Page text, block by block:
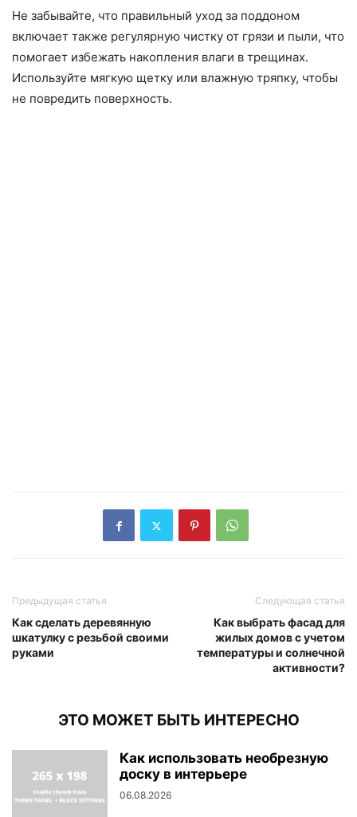
Не забывайте, что правильный уход за поддоном
включает также регулярную чистку от грязи и пыли, что
помогает избежать накопления влаги в трещинах.
Используйте мягкую щетку или влажную тряпку, чтобы
не повредить поверхность.
Предыдущая статья
Как сделать деревянную
шкатулку с резьбой своими
руками
Следующая статья
Как выбрать фасад для
жилых домов с учетом
температуры и солнечной
активности?
ЭТО МОЖЕТ БЫТЬ ИНТЕРЕСНО
Как использовать необрезную
доску в интерьере
06.08.2026